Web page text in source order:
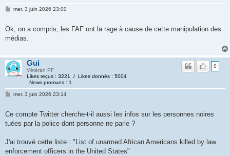
mer. 3 juin 2026 23:00
Ok, on a compris, les FAF ont la rage à cause de cette manipulation des
médias.
Gui
Vétéran PF
Likes reçus : 3221 / Likes donnés : 5004
News promues : 1
0
mer. 3 juin 2026 23:14
Ce compte Twitter cherche-t-il aussi les infos sur les personnes noires
tuées par la police dont personne ne parle ?
J'ai trouvé cette liste : "List of unarmed African Americans killed by law
enforcement officers in the United States"